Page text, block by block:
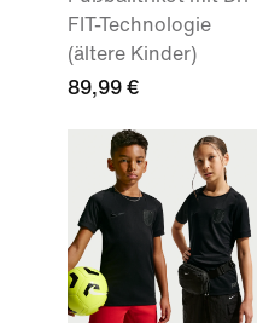
FIT-Technologie
(ältere Kinder)
89,99 €